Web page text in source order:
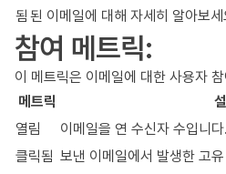
됨 된 이메일에 대해 자세히 알아보세
참여 메트릭:
이 메트릭은 이메일에 대한 사용자
메트릭
열림
이메일을 연 수신자 수입니다.
클릭됨 보낸 이메일에서 발생한 고